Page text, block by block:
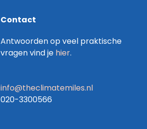
Contact
Antwoorden op veel praktische
vragen vind je hier.
info@theclimatemiles.nl
020-3300566